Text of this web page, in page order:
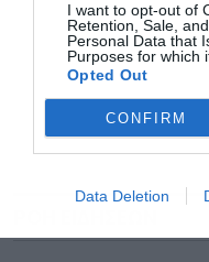
I want to opt-out of
Retention, Sale,
Personal Data that
Purposes for which
Opted Out
CONFIRM
Data Deletion